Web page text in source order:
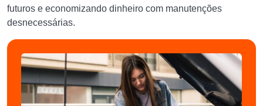
futuros e economizando dinheiro com manutenções
desnecessárias.